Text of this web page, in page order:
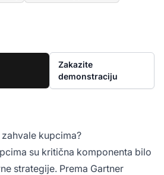
Zakazite
demonstraciju
kupcima?
su kritična komponenta bilo
strategije. Prema Gartner